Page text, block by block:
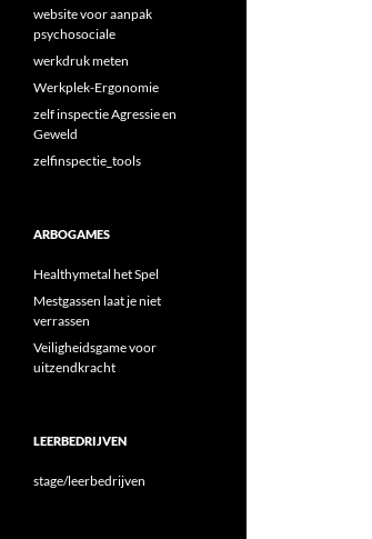
website voor aanpak
psychosociale
werkdruk meten
Werkplek-Ergonomie
zelf inspectie Agressie en
Geweld
zelfinspectie_tools
ARBOGAMES
Healthymetal het Spel
Mestgassen laat je niet
verrassen
Veiligheidsgame voor
uitzendkracht
LEERBEDRIJVEN
stage/leerbedrijven